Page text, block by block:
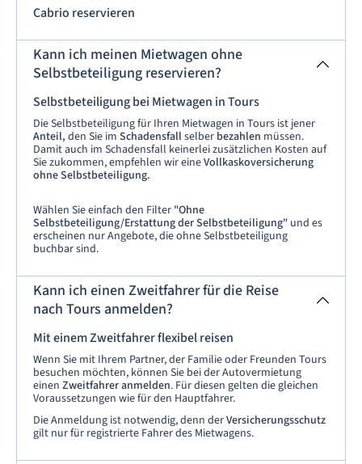
Cabrio reservieren
Kann ich meinen Mietwagen ohne
Selbstbeteiligung reservieren?
Selbstbeteiligung bei Mietwagen in Tours
Die Selbstbeteiligung für Ihren Mietwagen in Tours ist jener
Anteil, den Sie im Schadensfallselber bezahlen müssen.
Damit auch im Schadensfall keinerlei zusätzlichen Kosten auf
Sie zukommen, empfehlen wir eineVollkaskoversicherung
ohne Selbstbeteiligung.
Wählen Sie einfach den Filter "Ohne
Selbstbeteiligung/Erstattung der Selbstbeteiligung" und es
erscheinen nur Angebote, die ohne Selbstbeteiligung
buchbar sind.
Kann ich einen Zweitfahrer für die Reise
nach Tours anmelden?
Mit einem Zweitfahrer flexibel reisen
Wenn Sie mit Ihrem Partner, der Familie oder Freunden Tours
besuchen möchten, können Sie bei der Autovermietung
einen Zweitfahrer anmelden. Für diesen gelten die gleichen
Voraussetzungen wie für den Hauptfahrer.
Die Anmeldung ist notwendig, denn derVersicherungsschutz
gilt nur für registrierte Fahrer des Mietwagens.